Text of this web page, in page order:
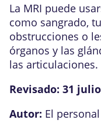
La MRI puede
como sangrado,
obstrucciones o
órganos y las
las articulaciones.
Revisado: 31
Autor: El